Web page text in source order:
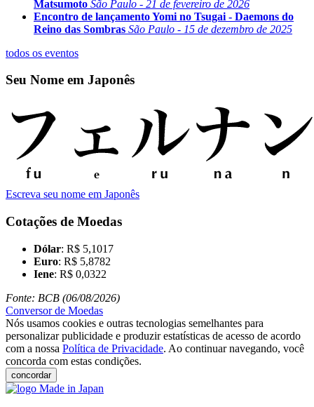
Matsumoto São Paulo - 21 de fevereiro de 2026
Encontro de lançamento Yomi no Tsugai - Daemons do
Reino das Sombras São Paulo - 15 de dezembro de 2025
todos os eventos
Seu Nome em Japonês
Escreva seu nome em Japonês
Cotações de Moedas
Dólar: R$ 5,1017
Euro: R$ 5,8782
Iene: R$ 0,0322
Fonte: BCB (06/08/2026)
Conversor de Moedas
Nós usamos cookies e outras tecnologias semelhantes para
personalizar publicidade e produzir estatísticas de acesso de acordo
com a nossa Política de Privacidade. Ao continuar navegando, você
concorda com estas condições.
concordar